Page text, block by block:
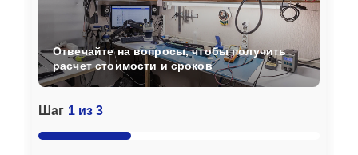
Шаг 1 из 3
Отвечайте на вопросы, чтобы получить
расчет стоимости и сроков